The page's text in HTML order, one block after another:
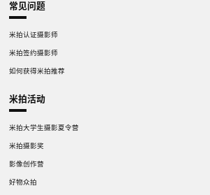
常见问题
米拍认证摄影师
米拍签约摄影师
如何获得米拍推荐
米拍活动
米拍大学生摄影夏令营
米拍摄影奖
影像创作营
好物众拍